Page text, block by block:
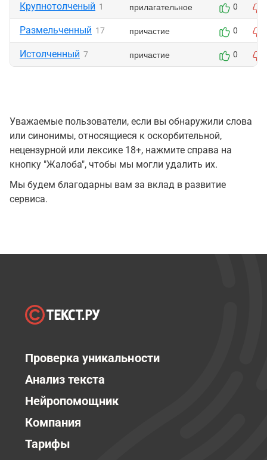
Крупнотолченый 1 прилагательное 0
Размельченный 17 причастие 0
Истолченный 7 причастие 0
Уважаемые пользователи, если вы обнаружили слова
или синонимы, относящиеся к оскорбительной,
нецензурной или лексике 18+, нажмите справа на
кнопку "Жалоба", чтобы мы могли удалить их.
Мы будем благодарны вам за вклад в развитие
сервиса.
Проверка уникальности
Анализ текста
Нейропомощник
Компания
Тарифы